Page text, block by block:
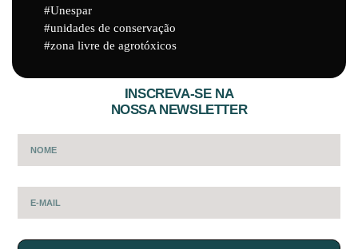
Unespar
unidades de conservação
zona livre de agrotóxicos
INSCREVA-SE NA
NOSSA NEWSLETTER